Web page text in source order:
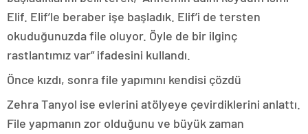
Elif. Elif’le beraber işe başladık. Elif’i de tersten
okuduğunuzda file oluyor. Öyle de bir ilginç
rastlantımız var” ifadesini kullandı.
Önce kızdı, sonra file yapımını kendisi çözdü
Zehra Tanyol ise evlerini atölyeye çevirdiklerini anlattı.
File yapmanın zor olduğunu ve büyük zaman